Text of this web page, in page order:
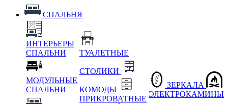
СПАЛЬНЯ
ИНТЕРЬЕРЫ
СПАЛЬНИ
МОДУЛЬНЫЕ
СПАЛЬНИ
ТУАЛЕТНЫЕ
СТОЛИКИ
КОМОДЫ
ПРИКРОВАТНЫЕ
ЗЕРКАЛА
ЭЛЕКТРОКАМИНЫ